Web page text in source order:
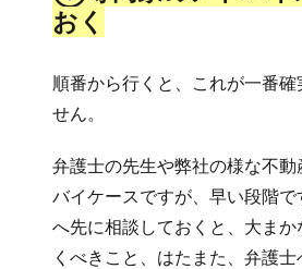
おく
順番から行くと、これが一番確
せん。
弁護士の先生や弊社の様な不動
バイケースですが、早い段階
へ先に相談しておくと、大ま
くべきこと、はたまた、弁護